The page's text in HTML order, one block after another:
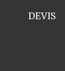
DEVIS